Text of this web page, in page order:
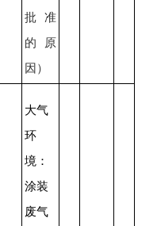
批准
的原
因）
大气
环
境：
涂装
废气